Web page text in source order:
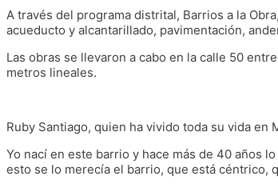
A través del programa distrital, Barrios a la
acueducto y alcantarillado, pavimentación,
Las obras se llevaron a cabo en la calle 50
metros lineales.
Ruby Santiago, quien ha vivido toda su vida
Yo nací en este barrio y hace más de 40 años
esto se lo merecía el barrio, que está céntrico,